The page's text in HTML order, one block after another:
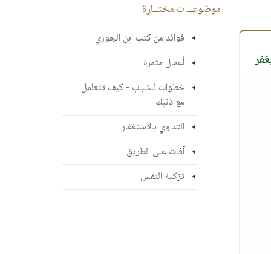
موضوعــات مختــارة
فوائد من كتب ابن الجوزي
أعمال مثمرة
خطوات للشباب - كيف تتعامل
مع ذنبك
التداوي بالاستغفار
آفات على الطريق
تزكية النفس